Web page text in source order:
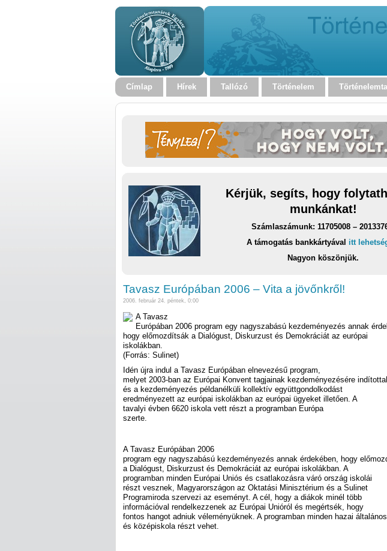
Címlap Hírek Tallózó Történelem
Kérjük, segíts, hogy
munkánkat!
Számlaszámunk: 11705008 –
A támogatás bankkártyával itt
Nagyon köszönjük.
Tavasz Európában 2006 – Vita a jövőnkről!
2006. február 24. péntek, 0:00
A Tavasz
Európában 2006 program egy nagyszabású kezdeményezés annak
hogy előmozdítsák a Dialógust, Diskurzust és Demokráciát az európai
iskolákban.
(Forrás: Sulinet)
Idén újra indul a Tavasz Európában elnevezésű program,
melyet 2003-ban az Európai Konvent tagjainak kezdeményezésére
és a kezdeményezés példanélküli kollektív együttgondolkodást
eredményezett az európai iskolákban az európai ügyeket illetően. A
tavalyi évben 6620 iskola vett részt a programban Európa
szerte.
A Tavasz Európában 2006
program egy nagyszabású kezdeményezés annak érdekében, hogy
a Dialógust, Diskurzust és Demokráciát az európai iskolákban. A
programban minden Európai Uniós és csatlakozásra váró ország iskolái
részt vesznek, Magyarországon az Oktatási Minisztérium és a Sulinet
Programiroda szervezi az eseményt. A cél, hogy a diákok minél több
információval rendelkezzenek az Európai Unióról és megértsék, hogy
fontos hangot adniuk véleményüknek. A programban minden hazai
és középiskola részt vehet.